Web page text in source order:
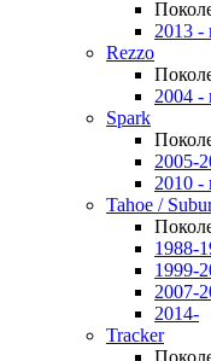
2013 -
Rezzo
2004 -
Spark
2005-
2010 -
Tahoe /
1988-
1999-
2007-
2014-
Tracker